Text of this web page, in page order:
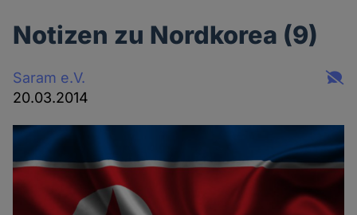
Notizen zu Nordkorea (9)
Saram e.V.
20.03.2014